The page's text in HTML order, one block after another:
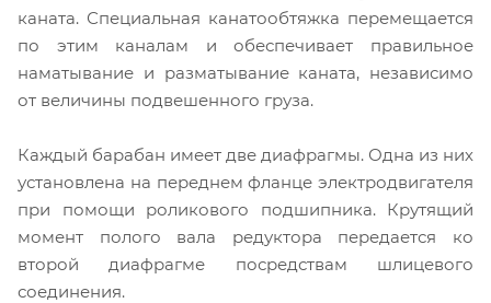
каната. Специальная канатообтяжка перемещается
по этим каналам и обеспечивает правильное
наматывание и разматывание каната, независимо
от величины подвешенного груза.
Каждый барабан имеет две диафрагмы. Одна из них
установлена на переднем фланце электродвигателя
при помощи роликового подшипника. Крутящий
момент полого вала редуктора передается ко
второй диафрагме посредствам шлицевого
соединения.